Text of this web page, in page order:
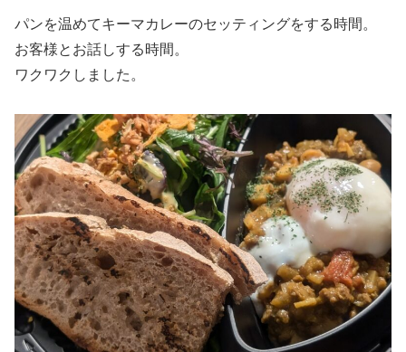
パンを温めてキーマカレーのセッティングをする時間。
お客様とお話しする時間。
ワクワクしました。